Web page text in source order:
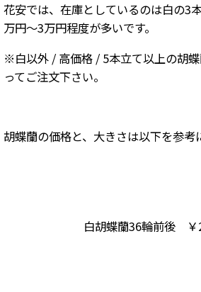
花安では、在庫としているのは白の3
万円～3万円程度が多いです。
※白以外 / 高価格 / 5本立て以上の胡
ってご注文下さい。
胡蝶蘭の価格と、大きさは以下を参考
白胡蝶蘭36輪前後 ￥